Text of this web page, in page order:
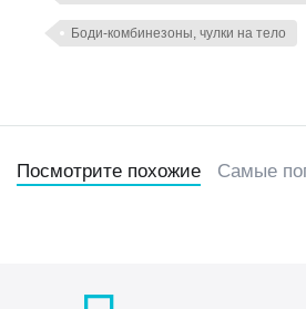
Боди-комбинезоны, чулки на тело
Посмотрите похожие Самые